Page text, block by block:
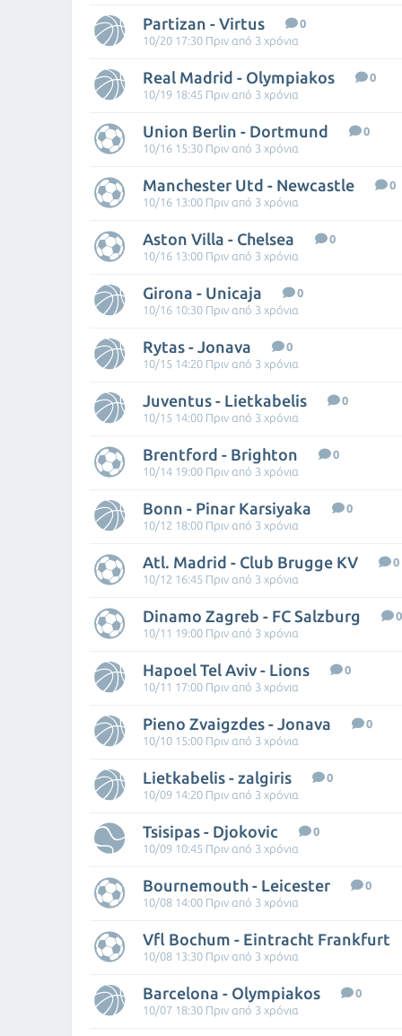
Partizan - Virtus
0
10/20 17:30 Πριν από 3 χρόνια
Real Madrid - Olympiakos
0
10/19 18:45 Πριν από 3 χρόνια
Union Berlin - Dortmund
0
10/16 15:30 Πριν από 3 χρόνια
Manchester Utd - Newcastle
0
10/16 13:00 Πριν από 3 χρόνια
Aston Villa - Chelsea
0
10/16 13:00 Πριν από 3 χρόνια
Girona - Unicaja
0
10/16 10:30 Πριν από 3 χρόνια
Rytas - Jonava
0
10/15 14:20 Πριν από 3 χρόνια
Juventus - Lietkabelis
0
10/15 14:00 Πριν από 3 χρόνια
Brentford - Brighton
0
10/14 19:00 Πριν από 3 χρόνια
Bonn - Pinar Karsiyaka
0
10/12 18:00 Πριν από 3 χρόνια
Atl. Madrid - Club Brugge KV
0
10/12 16:45 Πριν από 3 χρόνια
Dinamo Zagreb - FC Salzburg
0
10/11 19:00 Πριν από 3 χρόνια
Hapoel Tel Aviv - Lions
0
10/11 17:00 Πριν από 3 χρόνια
Pieno Zvaigzdes - Jonava
0
10/10 15:00 Πριν από 3 χρόνια
Lietkabelis - zalgiris
0
10/09 14:20 Πριν από 3 χρόνια
Tsisipas - Djokovic
0
10/09 10:45 Πριν από 3 χρόνια
Bournemouth - Leicester
0
10/08 14:00 Πριν από 3 χρόνια
Vfl Bochum - Eintracht Frankfurt
10/08 13:30 Πριν από 3 χρόνια
Barcelona - Olympiakos
0
10/07 18:30 Πριν από 3 χρόνια